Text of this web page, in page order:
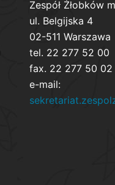
Zespół Żłobków
ul. Belgijska 4
02-511 Warszawa
tel. 22 277 52 00
fax. 22 277 50 02
e-mail: